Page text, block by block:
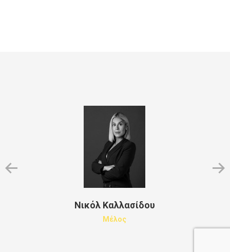
Νικόλ Καλλασίδου
Μέλος